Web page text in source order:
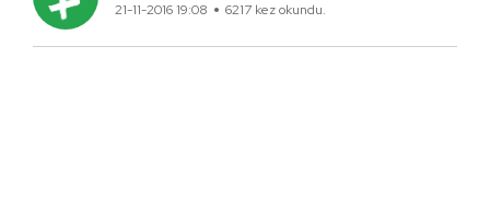
21-11-2016 19:08 6217 kez okundu.